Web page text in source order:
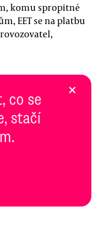
komu spropitné
EET se na platbu
co se
stačí
×